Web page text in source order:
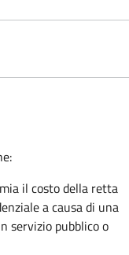
il costo della retta
a causa di una
servizio pubblico o